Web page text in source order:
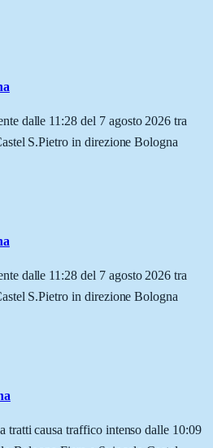
dalle 11:28 del 7 agosto 2026 tra
S.Pietro in direzione Bologna
dalle 11:28 del 7 agosto 2026 tra
S.Pietro in direzione Bologna
tratti causa traffico intenso dalle 10:09